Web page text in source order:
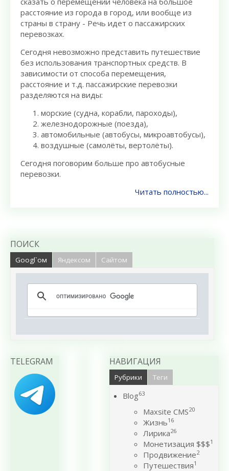
расстояние из города в город, или вообще из
страны в страну - Речь идет о пассажирских
перевозках.
Сегодня невозможно представить путешествие
без использования транспортных средств. В
зависимости от способа перемещения,
расстояние и т.д. пассажирские перевозки
разделяются на виды:
морские (судна, корабли, пароходы),
железнодорожные (поезда),
автомобильные (автобусы, микроавтобусы),
воздушные (самолёты, вертолёты).
Сегодня поговорим больше про автобусные
перевозки.
Читать полностью...
ПОИСК
Googl`ом Яндексом Сайтом
TELEGRAM НАВИГАЦИЯ
Рубрики Теги
Blog63
Maxsite CMS20
Жизнь16
Лирика26
Монетизация $$$1
Продвижение2
Путешествия1